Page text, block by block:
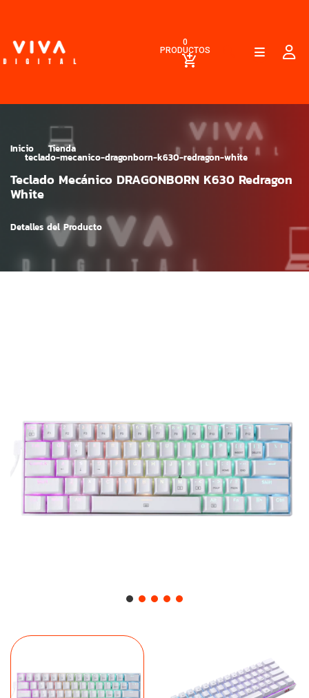
0
PRODUCTOS
Inicio Tienda
teclado-mecanico-dragonborn-k630-redragon-white
Teclado Mecánico DRAGONBORN K630 Redragon
White
Detalles del Producto